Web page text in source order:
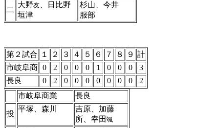
二
大野友
、日比野
垣津
杉山、今井
服部
第２試合 １ ２ ３ ４ ５ ６ ７ ８ ９ 計
市岐阜商 0 2 0 0 0 1 0 0 0
3
長良
0 2 0 0 0 0 0 0 0
2
市岐阜商業
長良
投
平塚、森川
吉原、加藤
所、幸田 颯